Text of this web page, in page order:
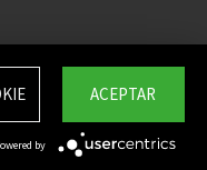
ACEPTAR
by